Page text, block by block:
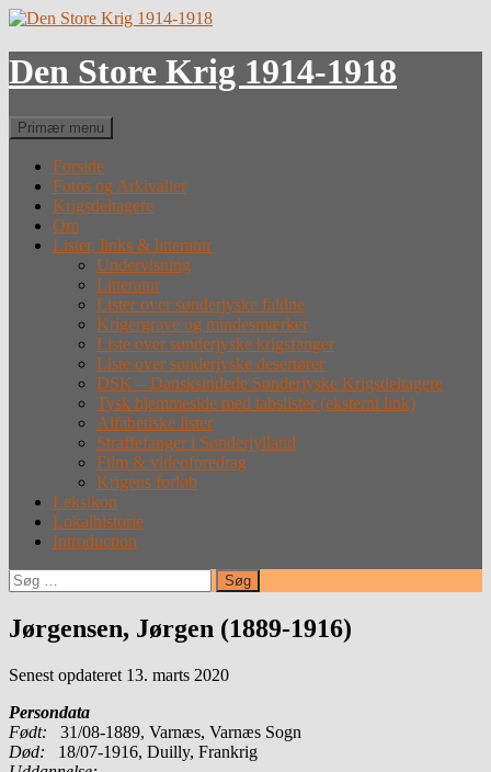
Hop
indhold
Den Store Krig 1914-1918
Søg
Primær menu
Forside
Fotos og Arkivalier
Krigsdeltagere
Om
Lister, links & litteratur
Undervisning
Litteratur
Lister over sønderjyske faldne
Krigergrave og mindesmærker
Liste over sønderjyske krigsfanger
Liste over sønderjyske desertører
DSK – Dansksindede Sønderjyske Krigsdeltagere
Tysk hjemmeside med tabslister (eksternt link)
Alfabetiske lister
Straffefanger i Sønderjylland
Film & videoforedrag
Krigens forløb
Leksikon
Lokalhistorie
Introduction
Søg
efter:
Jørgensen, Jørgen (1889-1916)
Senest opdateret 13. marts 2020
Persondata
Født: 31/08-1889, Varnæs, Varnæs Sogn
Død: 18/07-1916, Duilly, Frankrig